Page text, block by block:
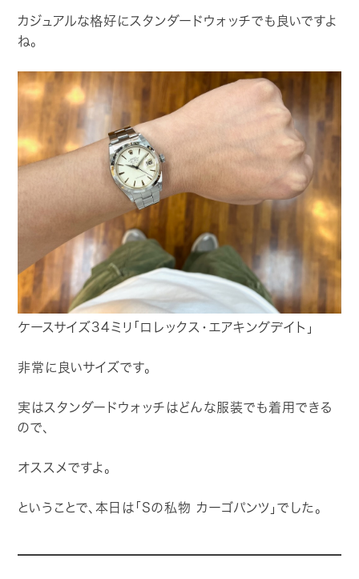
カジュアルな格好にスタンダードウォッチでも良いですよ
ね。
ケースサイズ34ミリ「ロレックス・エアキングデイト」
非常に良いサイズです。
実はスタンダードウォッチはどんな服装でも着用できる
ので、
オススメですよ。
ということで、本日は「Sの私物 カーゴパンツ」でした。